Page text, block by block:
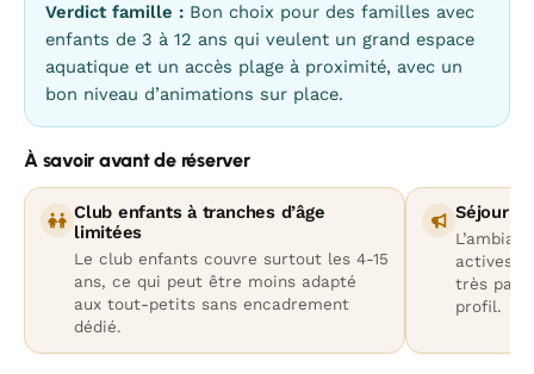
Verdict famille : Bon choix pour des familles avec
enfants de 3 à 12 ans qui veulent un grand espace
aquatique et un accès plage à proximité, avec un
bon niveau d’animations sur place.
À savoir avant de réserver
Club enfants à tranches d’âge
limitées
Le club enfants couvre surtout les 4-15
ans, ce qui peut être moins adapté
aux tout-petits sans encadrement
dédié.
Séjour
actives;
très
profil.